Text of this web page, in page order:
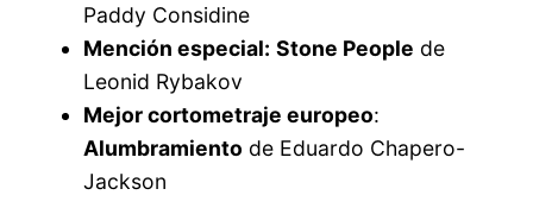
Paddy Considine
Mención especial: Stone People de
Leonid Rybakov
Mejor cortometraje europeo:
Alumbramiento de Eduardo Chapero-
Jackson